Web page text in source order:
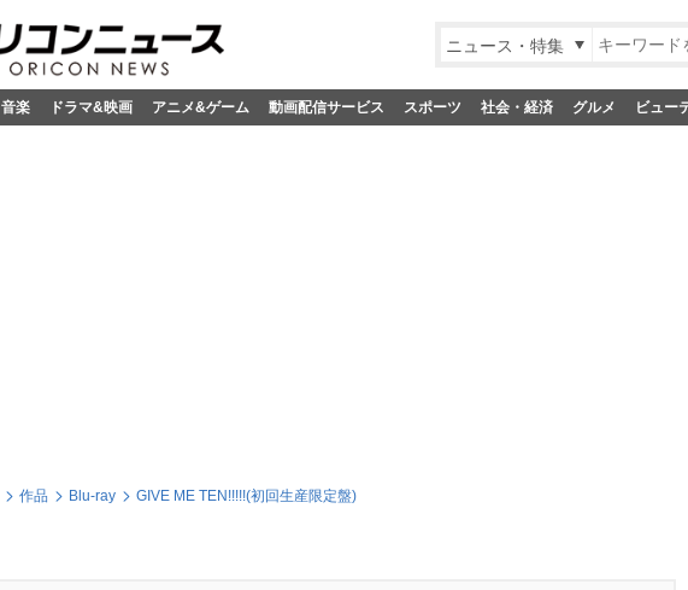
ニュース・特集
音楽 ドラマ&映画 アニメ&ゲーム 動画配信サービス スポーツ 社会・経済 グルメ ビュー
作品 Blu-ray GIVE ME TEN!!!!!(初回生産限定盤)